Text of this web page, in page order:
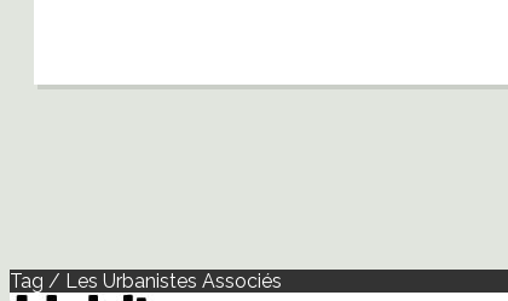
Tag / Les Urbanistes Associés